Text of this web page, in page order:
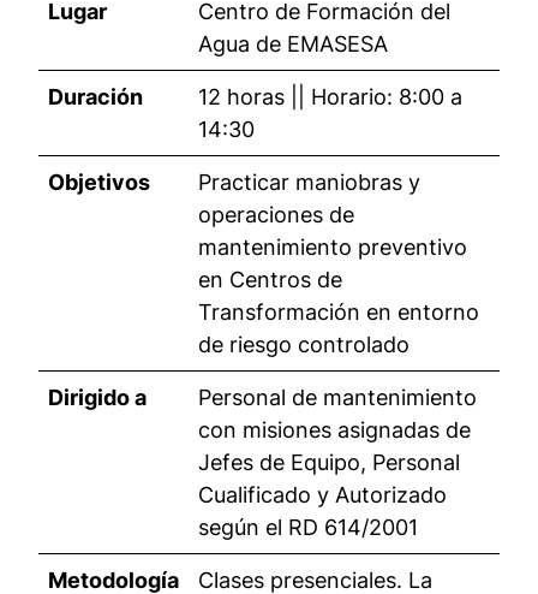
Lugar
Centro de Formación del
Agua de EMASESA
Duración
12 horas || Horario: 8:00 a
14:30
Objetivos
Practicar maniobras y
operaciones de
mantenimiento preventivo
en Centros de
Transformación en entorno
de riesgo controlado
Dirigido a
Personal de mantenimiento
con misiones asignadas de
Jefes de Equipo, Personal
Cualificado y Autorizado
según el RD 614/2001
Metodología
Clases presenciales. La